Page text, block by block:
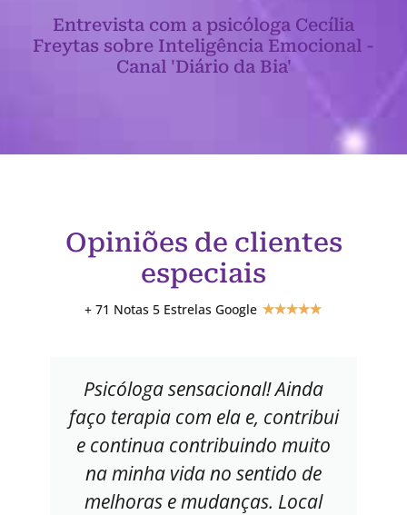
Entrevista com a psicóloga Cecília
Freytas sobre Inteligência Emocional -
Canal 'Diário da Bia'
Opiniões de clientes
especiais
+ 71 Notas 5 Estrelas Google ★★★★★
Psicóloga sensacional! Ainda
faço terapia com ela e, contribui
e continua contribuindo muito
na minha vida no sentido de
melhoras e mudanças. Local